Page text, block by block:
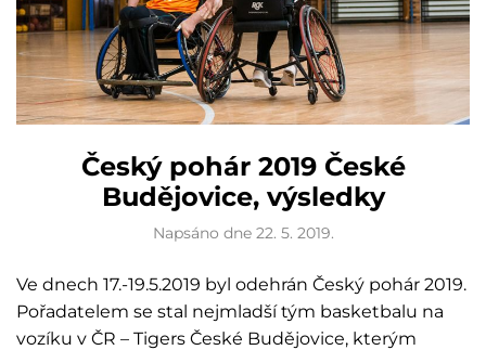
Český pohár 2019 České
Budějovice, výsledky
Napsáno dne 22. 5. 2019.
Ve dnech 17.-19.5.2019 byl odehrán Český pohár 2019.
Pořadatelem se stal nejmladší tým basketbalu na
vozíku v ČR – Tigers České Budějovice, kterým